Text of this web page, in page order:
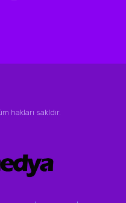
hakları sakldır.